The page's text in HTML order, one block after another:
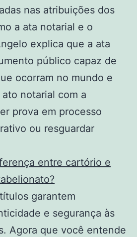
nas atribuições dos
a ata notarial e o
explica que a ata
público capaz de
ocorram no mundo e
notarial com a
prova em processo
ou resguardar
garantem
e segurança às
Agora que você entende